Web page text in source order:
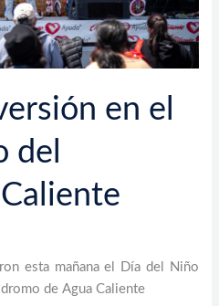
en el
del
esta mañana el Día del Niño
de Agua Caliente